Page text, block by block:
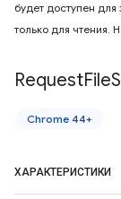
будет доступен для
только для чтения.
RequestFile
Chrome 44+
ХАРАКТЕРИСТИКИ